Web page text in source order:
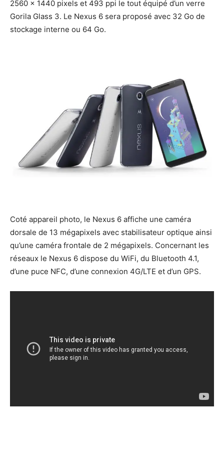
2560 x 1440 pixels et 493 ppi le tout équipé d’un verre
Gorila Glass 3. Le Nexus 6 sera proposé avec 32 Go de
stockage interne ou 64 Go.
Coté appareil photo, le Nexus 6 affiche une caméra
dorsale de 13 mégapixels avec stabilisateur optique ainsi
qu’une caméra frontale de 2 mégapixels. Concernant les
réseaux le Nexus 6 dispose du WiFi, du Bluetooth 4.1,
d’une puce NFC, d’une connexion 4G/LTE et d’un GPS.